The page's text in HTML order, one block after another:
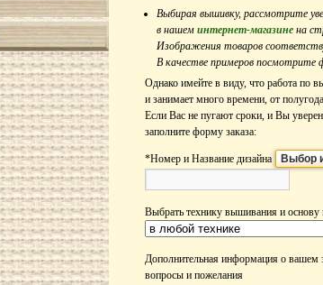
Выбирая вышивку, рассмотрите
в нашеминтернет-магазине на
Изображения товаров
В качестве примеров
Однако имейте в виду, что работа по
и занимает много времени, от
Если Вас не пугают сроки, и Вы
заполните форму заказа:
*Номер и Название дизайна Выбор
Выбрать технику вышивания и
Дополнительная информация о вашем
вопросы и пожелания